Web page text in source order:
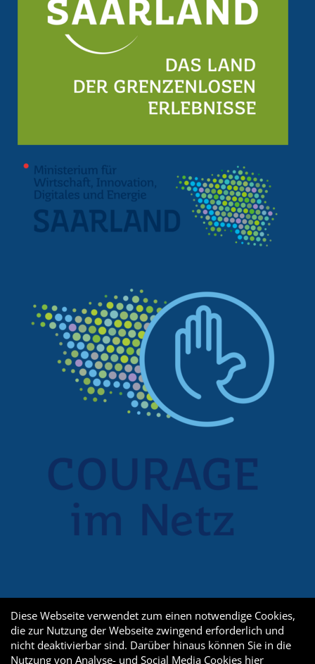
Diese Webseite verwendet zum einen notwendige Cookies,
die zur Nutzung der Webseite zwingend erforderlich und
nicht deaktivierbar sind. Darüber hinaus können Sie in die
Nutzung von Analyse- und Social Media Cookies hier